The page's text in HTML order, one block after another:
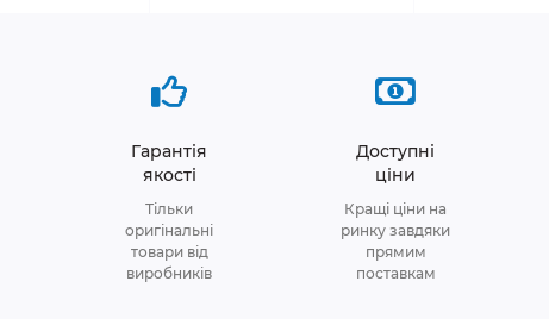
Гарантія
якості
Тільки
оригінальні
товари від
виробників
Доступні
ціни
Кращі ціни на
ринку завдяки
прямим
поставкам